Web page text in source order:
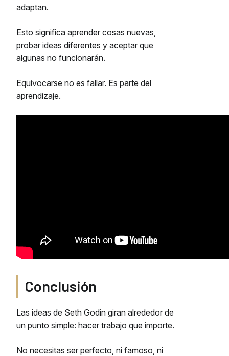
adaptan.
Esto significa aprender cosas nuevas,
probar ideas diferentes y aceptar que
algunas no funcionarán.
Equivocarse no es fallar. Es parte del
aprendizaje.
Conclusión
Las ideas de Seth Godin giran alrededor de
un punto simple: hacer trabajo que importe.
No necesitas ser perfecto, ni famoso, ni